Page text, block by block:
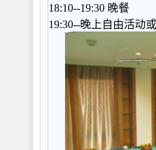
18:10--19:30 晚餐
19:30--晚上自由活动